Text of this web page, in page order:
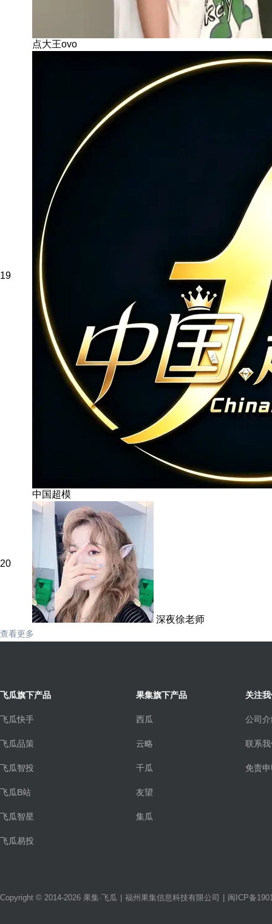
点大王ovo
19
中国超模
20
深夜徐老师
查看更多
飞瓜旗下产品
飞瓜快手
飞瓜品策
飞瓜智投
飞瓜B站
飞瓜智星
飞瓜易投
果集旗下产品
西瓜
云略
千瓜
友望
集瓜
关注
公司
联系
免责
Copyright © 2014-2026 果集·飞瓜 福州果集信息科技有限公司 闽ICP备